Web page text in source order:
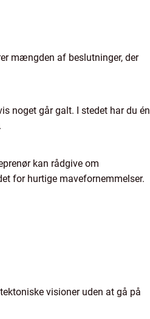
mængden af beslutninger, der
noget går galt. I stedet har du én
kan rådgive om
for hurtige mavefornemmelser.
visioner uden at gå på